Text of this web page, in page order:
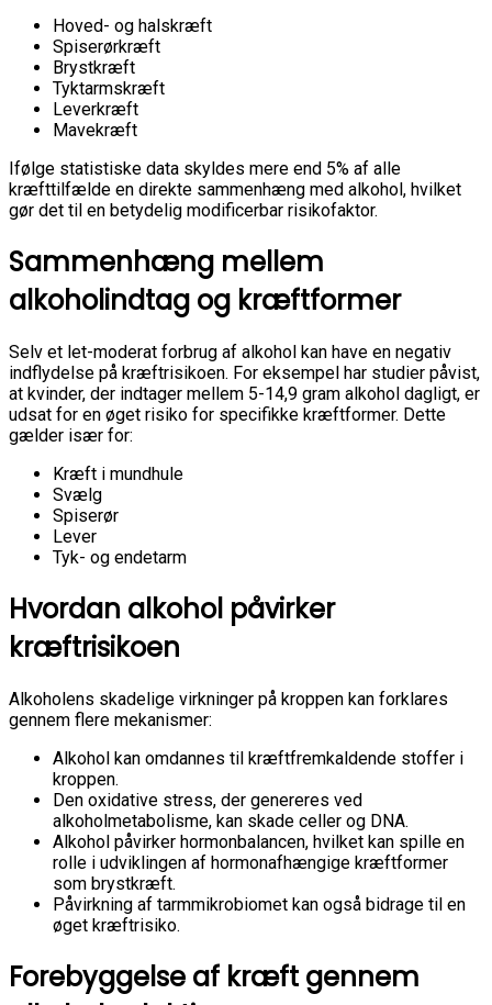
Hoved- og halskræft
Spiserørkræft
Brystkræft
Tyktarmskræft
Leverkræft
Mavekræft
Ifølge statistiske data skyldes mere end 5% af alle
kræfttilfælde en direkte sammenhæng med alkohol, hvilket
gør det til en betydelig modificerbar risikofaktor.
Sammenhæng mellem
alkoholindtag og kræftformer
Selv et let-moderat forbrug af alkohol kan have en negativ
indflydelse på kræftrisikoen. For eksempel har studier påvist,
at kvinder, der indtager mellem 5-14,9 gram alkohol dagligt, er
udsat for en øget risiko for specifikke kræftformer. Dette
gælder især for:
Kræft i mundhule
Svælg
Spiserør
Lever
Tyk- og endetarm
Hvordan alkohol påvirker
kræftrisikoen
Alkoholens skadelige virkninger på kroppen kan forklares
gennem flere mekanismer:
Alkohol kan omdannes til kræftfremkaldende stoffer i
kroppen.
Den oxidative stress, der genereres ved
alkoholmetabolisme, kan skade celler og DNA.
Alkohol påvirker hormonbalancen, hvilket kan spille en
rolle i udviklingen af hormonafhængige kræftformer
som brystkræft.
Påvirkning af tarmmikrobiomet kan også bidrage til en
øget kræftrisiko.
Forebyggelse af kræft gennem